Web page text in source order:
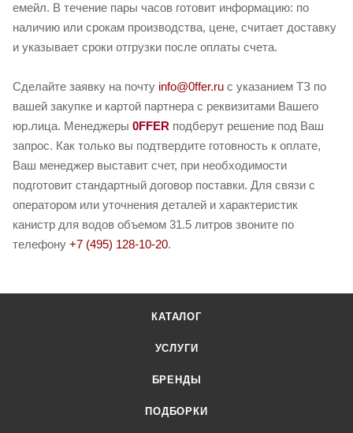
емейл. В течение пары часов готовит информацию: по
наличию или срокам производства, цене, считает доставку
и указывает сроки отгрузки после оплаты счета.
Сделайте заявку на почту info@0ffer.ru с указанием ТЗ по
вашей закупке и картой партнера с реквизитами Вашего
юр.лица. Менеджеры 0FFER подберут решение под Ваш
запрос. Как только вы подтвердите готовность к оплате,
Ваш менеджер выставит счет, при необходимости
подготовит стандартный договор поставки. Для связи с
оператором или уточнения деталей и характеристик
канистр для водов объемом 31.5 литров звоните по
телефону +7 (495) 128-10-20.
КАТАЛОГ
УСЛУГИ
БРЕНДЫ
ПОДБОРКИ